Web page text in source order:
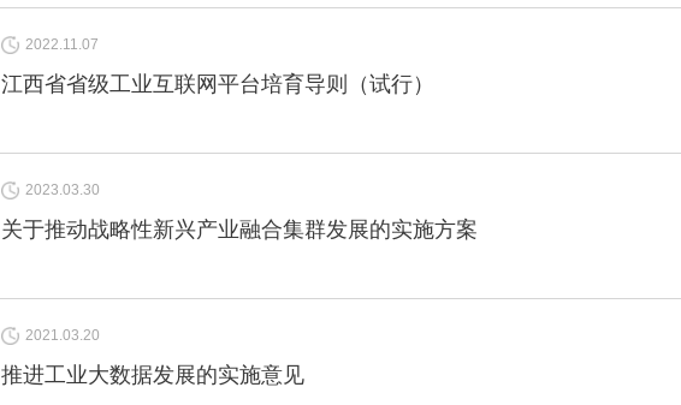
2022.11.07
江西省省级工业互联网平台培育导则（试行）
2023.03.30
关于推动战略性新兴产业融合集群发展的实施方案
2021.03.20
推进工业大数据发展的实施意见